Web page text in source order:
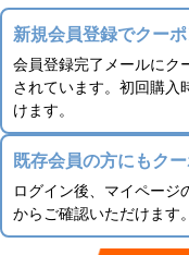
新規会員登録でクーポ
会員登録完了メールにク
されています。初回購入
けます。
既存会員の方にもク
ログイン後、マイページ
からご確認いただけます